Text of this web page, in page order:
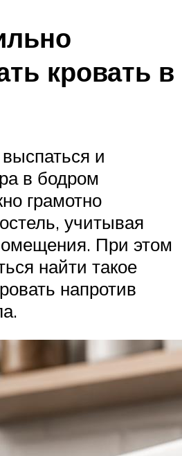
кровать в
и
в бодром
грамотно
учитывая
При этом
найти такое
напротив